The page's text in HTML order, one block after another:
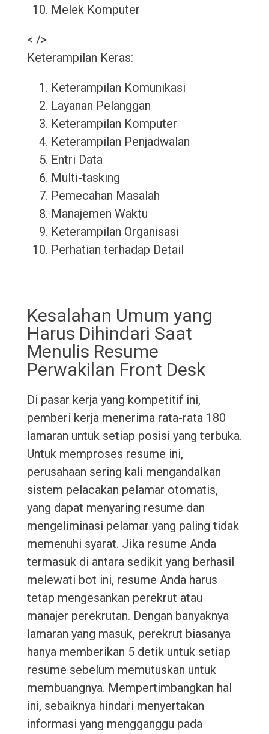
Melek Komputer
< />
Keterampilan Keras:
Keterampilan Komunikasi
Layanan Pelanggan
Keterampilan Komputer
Keterampilan Penjadwalan
Entri Data
Multi-tasking
Pemecahan Masalah
Manajemen Waktu
Keterampilan Organisasi
Perhatian terhadap Detail
Kesalahan Umum yang
Harus Dihindari Saat
Menulis Resume
Perwakilan Front Desk
Di pasar kerja yang kompetitif ini,
pemberi kerja menerima rata-rata 180
lamaran untuk setiap posisi yang terbuka.
Untuk memproses resume ini,
perusahaan sering kali mengandalkan
sistem pelacakan pelamar otomatis,
yang dapat menyaring resume dan
mengeliminasi pelamar yang paling tidak
memenuhi syarat. Jika resume Anda
termasuk di antara sedikit yang berhasil
melewati bot ini, resume Anda harus
tetap mengesankan perekrut atau
manajer perekrutan. Dengan banyaknya
lamaran yang masuk, perekrut biasanya
hanya memberikan 5 detik untuk setiap
resume sebelum memutuskan untuk
membuangnya. Mempertimbangkan hal
ini, sebaiknya hindari menyertakan
informasi yang mengganggu pada